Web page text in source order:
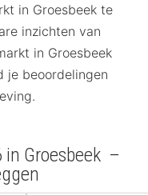
in Groesbeek te
inzichten van
in Groesbeek
je beoordelingen
in Groesbeek –